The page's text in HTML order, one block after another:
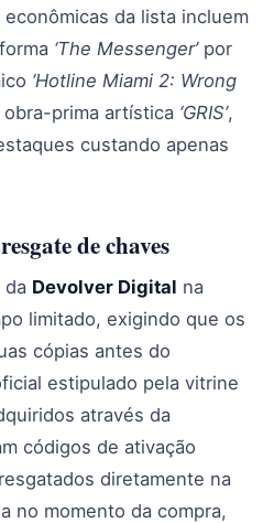
da lista incluem
‘The Messenger’por
‘Hotline Miami 2: Wrong
prima artística ‘GRIS’,
custando apenas
de chaves
da Devolver Digital na
limitado, exigindo que os
cópias antes do
estipulado pela vitrine
através da
códigos de ativação
diretamente na
no momento da compra,